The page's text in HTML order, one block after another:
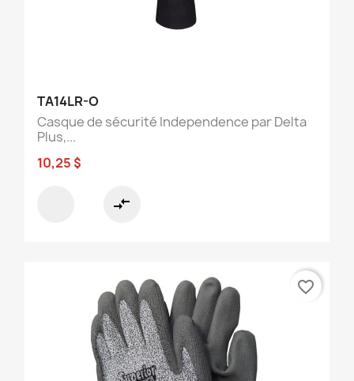
TA14LR-O
Casque de sécurité Independence par Delta
Plus,...
10,25 $
compare_arrows
favorite_border